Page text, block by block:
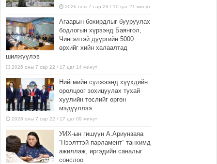
2026 оны 7 сар 23 / 10 цаг 21 минут
Агаарын бохирдлыг бууруулах
бодлогын хүрээнд Баянгол,
Чингэлтэй дүүргийн 5000
өрхийг хийн халаалтад
шилжүүлэв
2026 оны 7 сар 22 / 17 цаг 14 минут
Нийгмийн сүлжээнд хүүхдийн
оролцоог зохицуулах тухай
хуулийн төслийг өргөн
мэдүүллээ
2026 оны 7 сар 22 / 17 цаг 09 минут
УИХ-ын гишүүн А.Ариунзаяа
“Нээлттэй парламент” танхимд
ажиллаж, иргэдийн саналыг
сонслоо